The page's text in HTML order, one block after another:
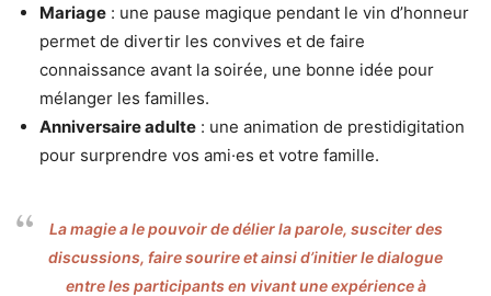
Mariage : une pause magique pendant le vin d’honneur
permet de divertir les convives et de faire
connaissance avant la soirée, une bonne idée pour
mélanger les familles.
Anniversaire adulte : une animation de prestidigitation
pour surprendre vos ami·es et votre famille.
La magie a le pouvoir de délier la parole, susciter des
discussions, faire sourire et ainsi d’initier le dialogue
entre les participants en vivant une expérience à